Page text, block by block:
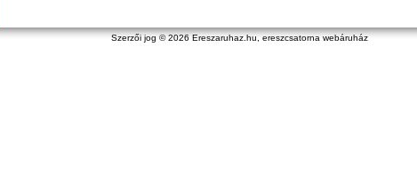
Szerzői jog © 2026Ereszaruhaz.hu, ereszcsatorna webáruház